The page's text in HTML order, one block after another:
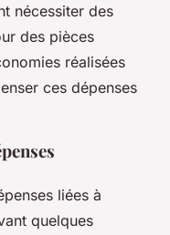
nécessiter des
des pièces
réalisées
ces dépenses
liées à
quelques